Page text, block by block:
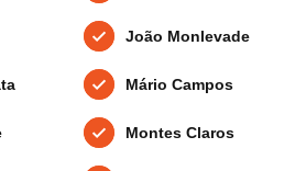
João Monlevade
Mário Campos
Montes Claros